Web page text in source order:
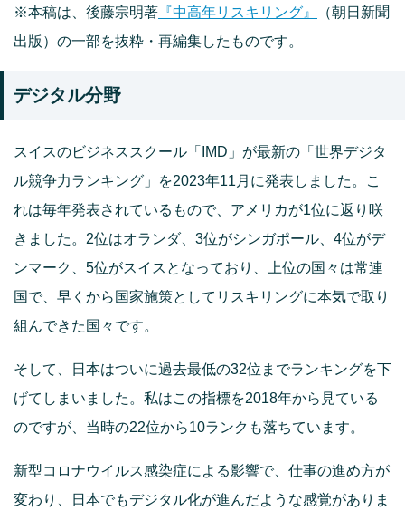
※本稿は、後藤宗明著 『中高年リスキリング』
（朝日新聞
出版）の一部を抜粋・再編集したものです。
デジタル分野
スイスのビジネススクール「IMD」が最新の「世界デジタ
ル競争力ランキング」を2023年11月に発表しました。こ
れは毎年発表されているもので、アメリカが1位に返り咲
きました。2位はオランダ、3位がシンガポール、4位がデ
ンマーク、5位がスイスとなっており、上位の国々は常連
国で、早くから国家施策としてリスキリングに本気で取り
組んできた国々です。
そして、日本はついに過去最低の32位までランキングを下
げてしまいました。私はこの指標を2018年から見ている
のですが、当時の22位から10ランクも落ちています。
新型コロナウイルス感染症による影響で、仕事の進め方が
変わり、日本でもデジタル化が進んだような感覚がありま